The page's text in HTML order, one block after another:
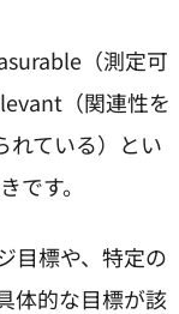
（測定可
（関連性を
ている）とい
です。
目標や、特定の
体的な目標が該